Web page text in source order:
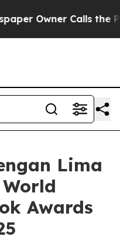
Owner Calls the
Lima
Awards